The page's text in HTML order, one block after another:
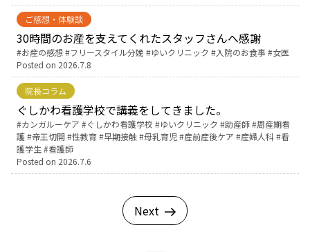
ご感想・体験談
30時間のお産を支えてくれたスタッフさんへ感謝
Tags:
お産の感想 フリースタイル分娩 ゆいクリニック 入院のお食事
女医
Posted on 2026.7.8
院長コラム
ぐしかわ看護学校で講義をしてきました。
Tags:
カンガルーケア ぐしかわ看護学校 ゆいクリニック 助産師
周産期看
護
帝王切開 性教育 早期接触 母乳育児 産前産後ケア 産婦人科
看
護学生
看護師
Posted on 2026.7.6
Next